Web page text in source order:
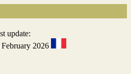
update:
February 2026